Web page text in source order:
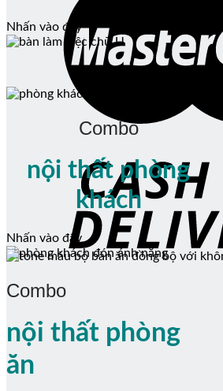
Nhấn vào đây
Combo
nội thất phòng
khách
Nhấn vào đây
Combo
nội thất phòng
ăn